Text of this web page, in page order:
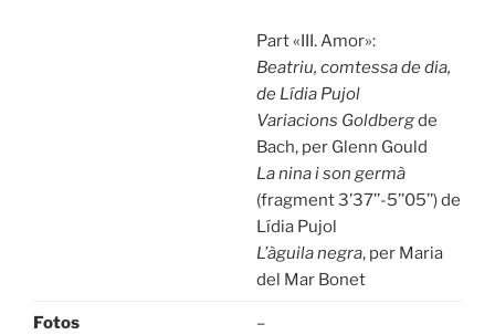
Part «III. Amor»:
Beatriu, comtessa de dia,
de Lídia Pujol
Variacions Goldbergde
Bach, per Glenn Gould
La nina i son germà
(fragment 3’37’’-5’’05’’) de
Lídia Pujol
L’àguila negra, per Maria
del Mar Bonet
Fotos –